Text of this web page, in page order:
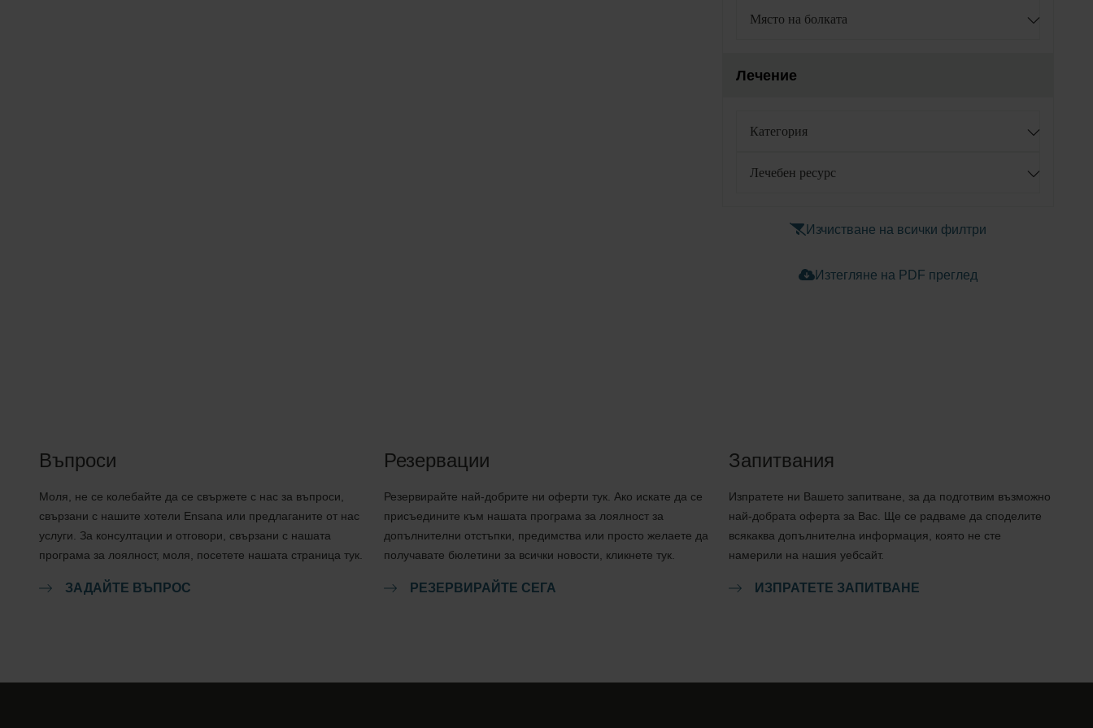
Място на болката
Лечение
Категория
Лечебен ресурс
Изчистване на всички филтри
Изтегляне на PDF преглед
Въпроси
Моля, не се колебайте да се свържете с нас за въпроси,
свързани с нашите хотели Ensana или предлаганите от нас
услуги. За консултации и отговори, свързани с нашата
програма за лоялност, моля, посетете нашата страница тук.
ЗАДАЙТЕ ВЪПРОС
Резервации
Резервирайте най-добрите ни оферти тук. Ако искате да се
присъедините към нашата програма за лоялност за
допълнителни отстъпки, предимства или просто желаете да
получавате бюлетини за всички новости, кликнете тук.
РЕЗЕРВИРАЙТЕ СЕГА
Запитвания
Изпратете ни Вашето запитване, за да подготвим възможно
най-добрата оферта за Вас. Ще се радваме да споделите
всякаква допълнителна информация, която не сте
намерили на нашия уебсайт.
ИЗПРАТЕТЕ ЗАПИТВАНЕ